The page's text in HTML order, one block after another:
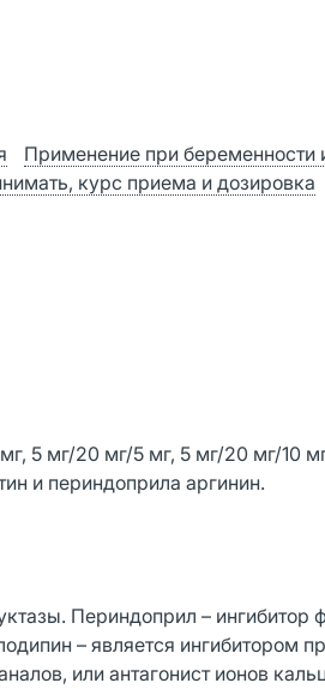
Применение при беременности
курс приема и дозировка
5 мг/20 мг/5 мг, 5 мг/20 мг/10
и периндоприла аргинин.
Периндоприл – ингибитор
– является ингибитором
или антагонист ионов